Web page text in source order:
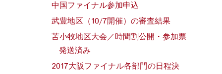
中国ファイナル参加申込
武豊地区（10/7開催）の審査結果
苫小牧地区大会／時間割公開・参加票
発送済み
2017大阪ファイナル各部門の日程決